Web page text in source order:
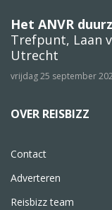
Het ANVR
Trefpunt, Laan
Utrecht
vrijdag 25 september
OVER REISBIZZ
Contact
Adverteren
Reisbizz team